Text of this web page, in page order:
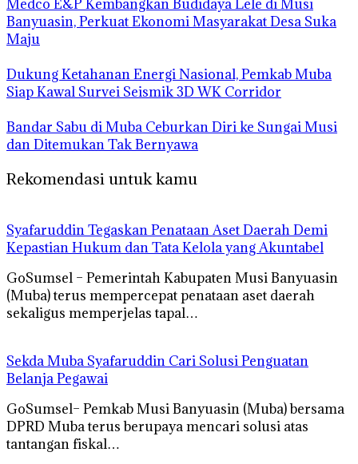
Medco E&P Kembangkan Budidaya Lele di Musi
Banyuasin, Perkuat Ekonomi Masyarakat Desa Suka
Maju
Dukung Ketahanan Energi Nasional, Pemkab Muba
Siap Kawal Survei Seismik 3D WK Corridor
Bandar Sabu di Muba Ceburkan Diri ke Sungai Musi
dan Ditemukan Tak Bernyawa
Rekomendasi untuk kamu
Syafaruddin Tegaskan Penataan Aset Daerah Demi
Kepastian Hukum dan Tata Kelola yang Akuntabel
GoSumsel – Pemerintah Kabupaten Musi Banyuasin
(Muba) terus mempercepat penataan aset daerah
sekaligus memperjelas tapal…
Sekda Muba Syafaruddin Cari Solusi Penguatan
Belanja Pegawai
GoSumsel– Pemkab Musi Banyuasin (Muba) bersama
DPRD Muba terus berupaya mencari solusi atas
tantangan fiskal…